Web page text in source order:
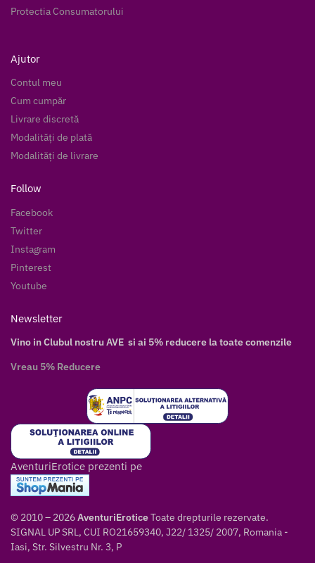
Protectia Consumatorului
Ajutor
Contul meu
Cum cumpăr
Livrare discretă
Modalități de plată
Modalități de livrare
Follow
Facebook
Twitter
Instagram
Pinterest
Youtube
Newsletter
Vino in Clubul nostru AVE si ai 5% reducere la toate comenzile
Vreau 5% Reducere
AventuriErotice prezenti pe
© 2010 – 2026AventuriEroticeToate drepturile rezervate.
SIGNAL UP SRL, CUI RO21659340, J22/ 1325/ 2007, Romania -
Iasi, Str. Silvestru Nr. 3, P